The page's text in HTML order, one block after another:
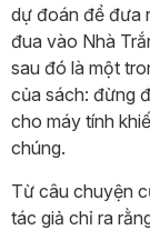
dự đoán để đưa
đua vào Nhà
sau đó là một
của sách: đừng
cho máy tính
chúng.
Từ câu chuyện
tác giả chỉ ra